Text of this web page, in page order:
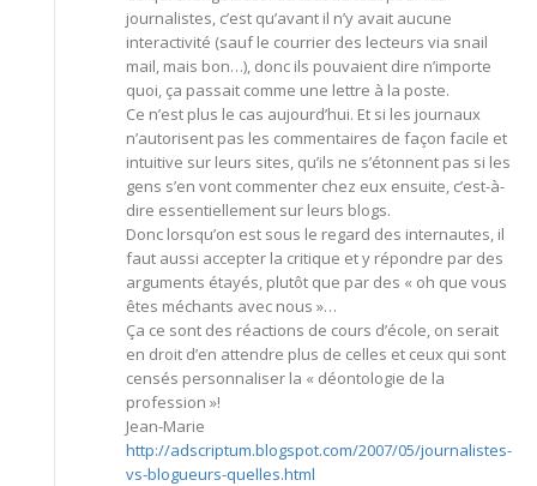
journalistes, c’est qu’avant il n’y avait aucune
interactivité (sauf le courrier des lecteurs via snail
mail, mais bon…), donc ils pouvaient dire n’importe
quoi, ça passait comme une lettre à la poste.
Ce n’est plus le cas aujourd’hui. Et si les journaux
n’autorisent pas les commentaires de façon facile et
intuitive sur leurs sites, qu’ils ne s’étonnent pas si les
gens s’en vont commenter chez eux ensuite, c’est-à-
dire essentiellement sur leurs blogs.
Donc lorsqu’on est sous le regard des internautes, il
faut aussi accepter la critique et y répondre par des
arguments étayés, plutôt que par des « oh que vous
êtes méchants avec nous »…
Ça ce sont des réactions de cours d’école, on serait
en droit d’en attendre plus de celles et ceux qui sont
censés personnaliser la « déontologie de la
profession »!
Jean-Marie
http://adscriptum.blogspot.com/2007/05/journalistes-
vs-blogueurs-quelles.html